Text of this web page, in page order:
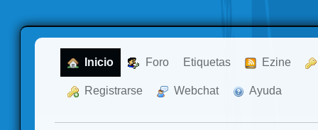
Inicio Foro Etiquetas Ezine
Registrarse Webchat Ayuda